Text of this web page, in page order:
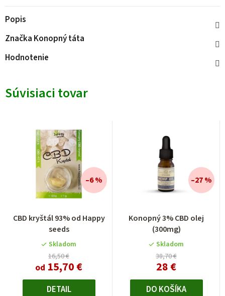
Popis
Značka Konopný táta
Hodnotenie
Súvisiaci tovar
CBD kryštál 93% od Happy
seeds
hodnotenie
produktu
je
5,0
z
5
hviezdičiek.
Skladom
16,50 €
od 15,70 €
–6 %
DETAIL
Konopný 3% CBD olej
(300mg)
Skladom
38,70 €
28 €
–27 %
DO KOŠÍKA